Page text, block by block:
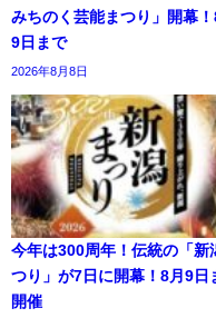
みちのく芸能まつり」開幕！
9日まで
2026年8月8日
今年は300周年！伝統の「新
つり」が7日に開幕！8月9日
開催